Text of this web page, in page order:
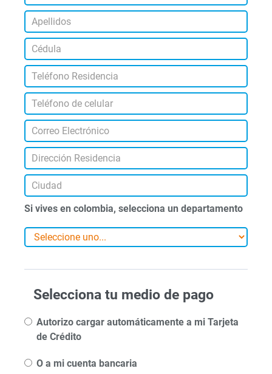
Si vives en colombia, selecciona un departamento
Selecciona tu medio de pago
Autorizo cargar automáticamente a mi Tarjeta
de Crédito
O a mi cuenta bancaria